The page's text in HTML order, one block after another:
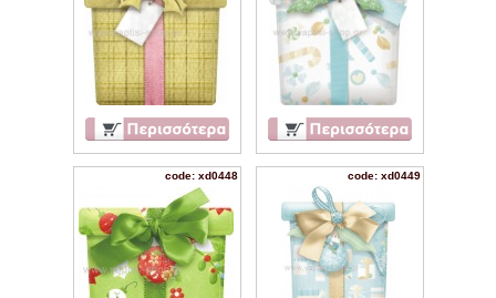
code: xd0448 code: xd0449